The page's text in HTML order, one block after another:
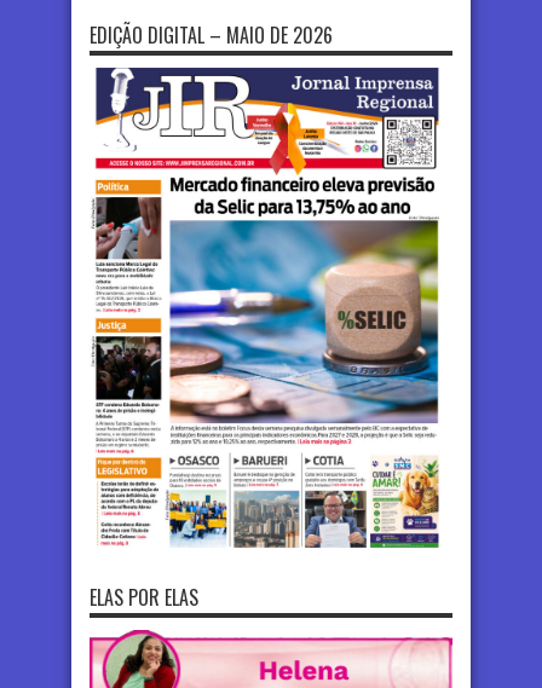
EDIÇÃO DIGITAL – MAIO DE 2026
ELAS POR ELAS